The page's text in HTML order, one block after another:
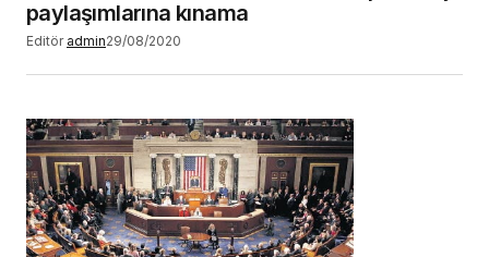
paylaşımlarına kınama
Editör admin29/08/2020